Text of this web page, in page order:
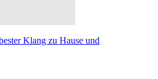
Klang zu Hause und